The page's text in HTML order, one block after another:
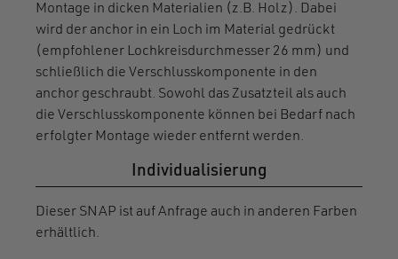
schließlich die Verschlusskomponente in den
anchor geschraubt. Sowohl das Zusatzteil als auch
die Verschlusskomponente können bei Bedarf nach
erfolgter Montage wieder entfernt werden.
Individualisierung
Dieser SNAP ist auf Anfrage auch in anderen Farben
Alle Varianten